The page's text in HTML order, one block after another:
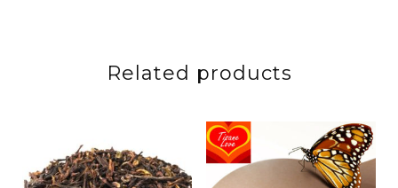
Related products